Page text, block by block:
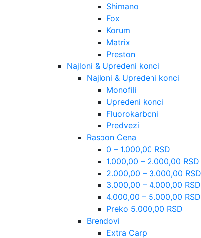
Shimano
Fox
Korum
Matrix
Preston
Najloni & Upredeni konci
Najloni & Upredeni konci
Monofili
Upredeni konci
Fluorokarboni
Predvezi
Raspon Cena
0 – 1.000,00 RSD
1.000,00 – 2.000,00 RSD
2.000,00 – 3.000,00 RSD
3.000,00 – 4.000,00 RSD
4.000,00 – 5.000,00 RSD
Preko 5.000,00 RSD
Brendovi
Extra Carp